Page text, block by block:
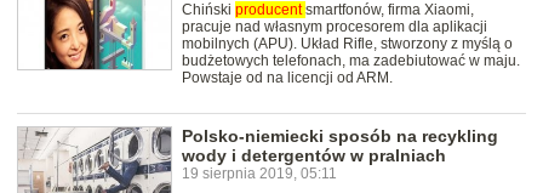
Chiński producentsmartfonów, firma Xiaomi,
pracuje nad własnym procesorem dla aplikacji
mobilnych (APU). Układ Rifle, stworzony z myślą o
budżetowych telefonach, ma zadebiutować w maju.
Powstaje od na licencji od ARM.
Polsko-niemiecki sposób na recykling
wody i detergentów w pralniach
19 sierpnia 2019, 05:11